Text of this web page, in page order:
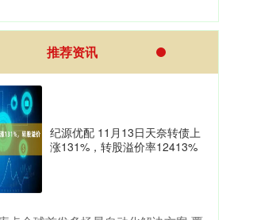
推荐资讯
纪源优配 11月13日天奈转债上
涨131%，转股溢价率12413%